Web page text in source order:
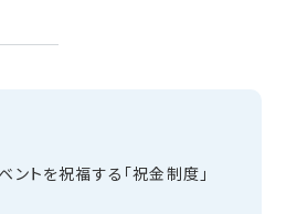
ントを​祝福する​「祝金制度」